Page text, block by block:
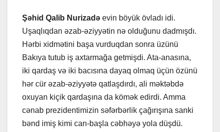
Şəhid Qalib Nurizadə evin böyük övladı idi.
Uşaqlıqdan əzab-əziyyətin nə olduğunu dadmışdı.
Hərbi xidmətini başa vurduqdan sonra üzünü
Bakıya tutub iş axtarmağa getmişdi. Ata-anasına,
iki qardaş və iki bacısına dayaq olmaq üçün özünü
hər cür əzab-əziyyətə qatlaşdırdı, ali məktəbdə
oxuyan kiçik qardaşına da kömək edirdi. Amma
cənab prezidentimizin səfərbərlik çağırışına sanki
bənd imiş kimi can-başla cəbhəyə yola düşdü.